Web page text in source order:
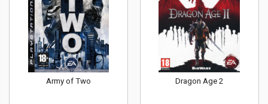
Army of Two Dragon Age 2